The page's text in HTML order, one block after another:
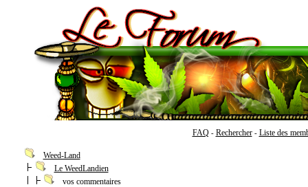
FAQ- Rechercher- Liste des
Weed-Land
Le WeedLandien
vos commentaires